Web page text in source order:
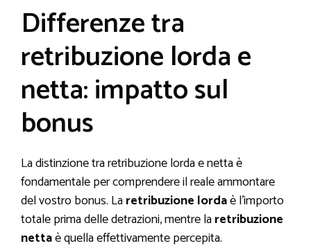
Differenze tra
retribuzione lorda e
netta: impatto sul
bonus
La distinzione tra retribuzione lorda e netta è
fondamentale per comprendere il reale ammontare
del vostro bonus. Laretribuzione lordaè l’importo
totale prima delle detrazioni, mentre laretribuzione
nettaè quella effettivamente percepita.